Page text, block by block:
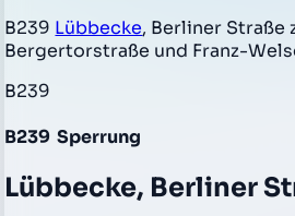
B239 Lübbecke, Berliner Straße
Bergertorstraße und Franz-
B239
B239 Sperrung
Lübbecke, Berliner